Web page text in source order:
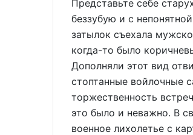
Представьте себе
беззубую и с
затылок съехала
когда-то было
Дополняли этот вид
стоптанные войлочные
торжественность
это было и неважно. В
военное лихолетье с